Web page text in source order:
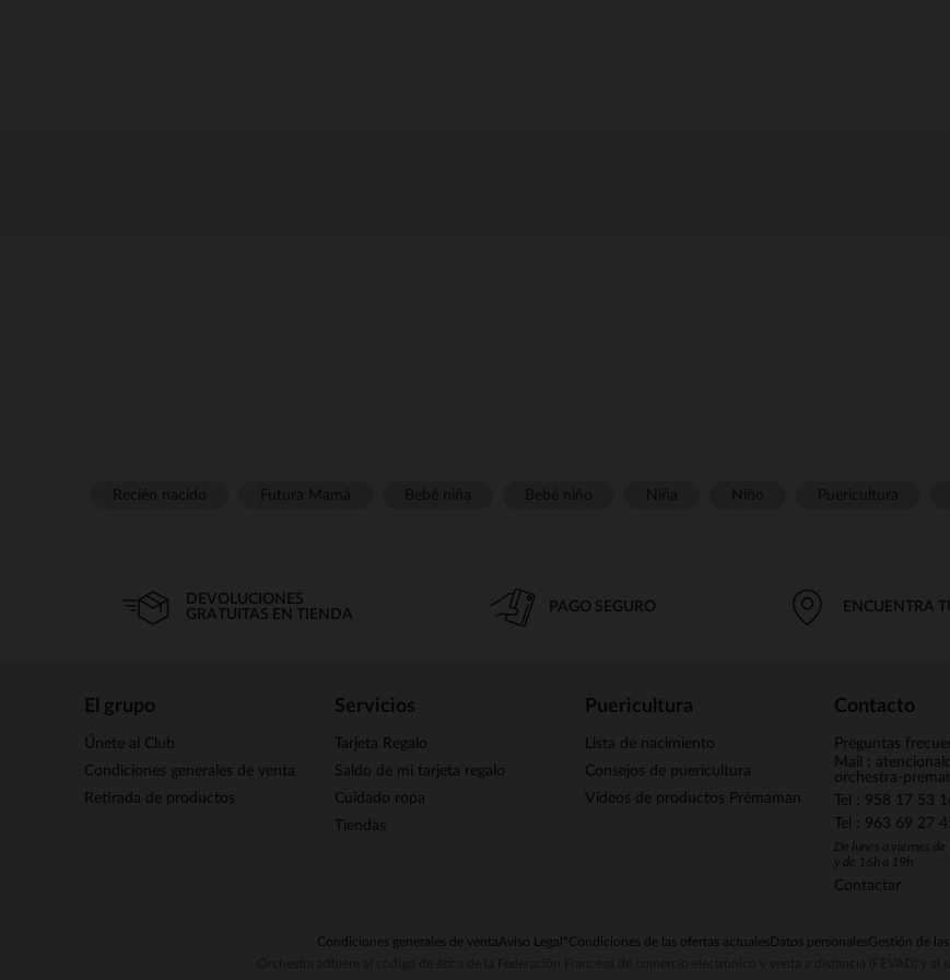
DEVOLUCIONES
GRATUITAS EN TIENDA
PAGO SEGURO ENCUENTRA
El grupo
Únete al Club
Condiciones generales de venta
Retirada de productos
Servicios
Tarjeta Regalo
Saldo de mi tarjeta regalo
Cuidado ropa
Tiendas
Puericultura
Lista de nacimiento
Consejos de puericultura
Vídeos de productos Prémaman
Contacto
Preguntas
Mail :
orchestra-
Tel : 958 17 53
Tel : 963 69 27
De lunes a viernes
y de 16h a 19h
Contactar
Condiciones generales de ventaAviso Legal *Condiciones de las ofertas actuales Datos personalesGestión de